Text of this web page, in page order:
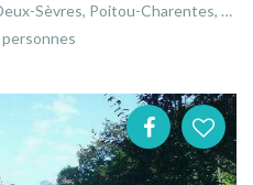
Charentes, Nouvelle-Aquitaine, France
personnes